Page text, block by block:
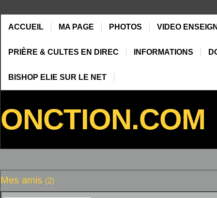
ACCUEIL MA PAGE PHOTOS VIDEO
PRIÈRE & CULTES EN DIREC INFORMATIONS
BISHOP ELIE SUR LE NET
ONCTION.COM
Mes amis (2)